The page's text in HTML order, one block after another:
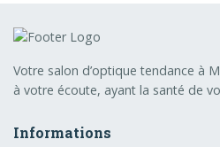
Votre salon d’optique tendance à
à votre écoute, ayant la santé de
Informations